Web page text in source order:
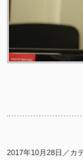
2017年10月28日／カ